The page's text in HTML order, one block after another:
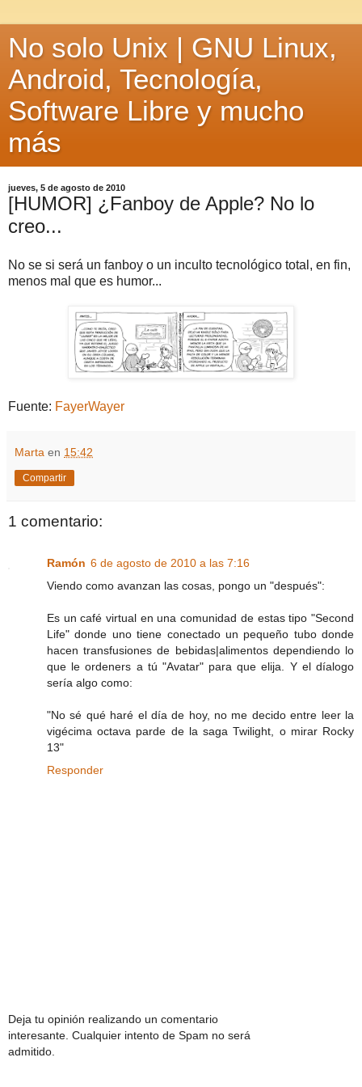
No solo Unix | GNU Linux,
Android, Tecnología,
Software Libre y mucho
más
jueves, 5 de agosto de 2010
[HUMOR] ¿Fanboy de Apple? No lo
creo...
No se si será un fanboy o un inculto tecnológico total, en fin,
menos mal que es humor...
Fuente: FayerWayer
Marta en 15:42
Compartir
1 comentario:
Ramón 6 de agosto de 2010 a las 7:16
Viendo como avanzan las cosas, pongo un "después":
Es un café virtual en una comunidad de estas tipo "Second
Life" donde uno tiene conectado un pequeño tubo donde
hacen transfusiones de bebidas|alimentos dependiendo lo
que le ordeners a tú "Avatar" para que elija. Y el díalogo
sería algo como:
"No sé qué haré el día de hoy, no me decido entre leer la
vigécima octava parde de la saga Twilight, o mirar Rocky
13"
Responder
Deja tu opinión realizando un comentario
interesante. Cualquier intento de Spam no será
admitido.